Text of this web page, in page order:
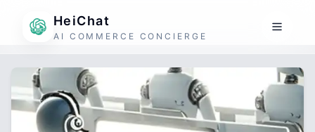
HeiChat
AI COMMERCE CONCIERGE